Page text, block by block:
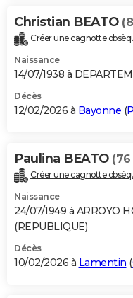
Carte de Noël
Carte Bonne année
Carte Saint-Valentin
Carte Pâques
Carte d'anniversaire
DICTIONNAIRE
Dictionnaire
Biographies
Citations
Expressions
Proverbes
PROGRAMME TV
S'inscrire
Se connecter
Lycées
Collèges
Primaires
Universités
Entreprises
Service militaire
Avis de recherche
AVIS DE DÉCÈS
Bricolage
Lifestyle
Culture
Sport
Auto
Television
Voyage
Cinema
Christian BEATO
Créer une cagnotte
Naissance
14/07/1938 à
Décès
12/02/2026 à Bayonne (
Paulina BEATO (76
Créer une cagnotte
Naissance
24/07/1949 à ARROYO
(REPUBLIQUE)
Décès
10/02/2026 à Lamentin (